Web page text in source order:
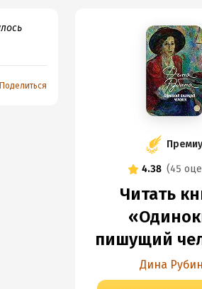
Поделиться
4.38 (45
Читать
пишущий
Дина